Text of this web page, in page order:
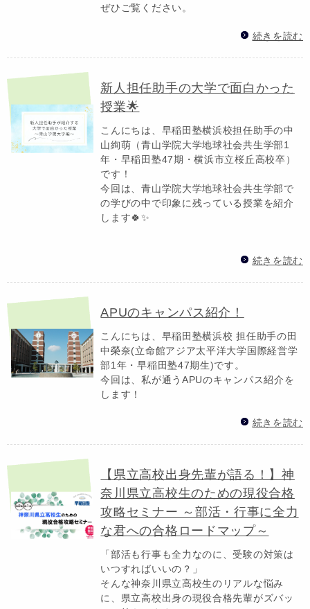
ぜひご覧ください。
続きを読む
新人担任助手の大学で面白かった
授業🌟
こんにちは、早稲田塾横浜校担任助手の中
山絢萌（青山学院大学地球社会共生学部1
年・早稲田塾47期・横浜市立桜丘高校卒）
です！
今回は、青山学院大学地球社会共生学部で
の学びの中で印象に残っている授業を紹介
します🍀✨
続きを読む
APUのキャンパス紹介！
こんにちは、早稲田塾横浜校 担任助手の田
中榮奈(立命館アジア太平洋大学国際経営学
部1年・早稲田塾47期生)です。
今回は、私が通うAPUのキャンパス紹介を
します！
続きを読む
【県立高校出身先輩が語る！】神
奈川県立高校生のための現役合格
攻略セミナー ～部活・行事に全力
な君への合格ロードマップ～
「部活も行事も全力なのに、受験の対策は
いつすればいいの？」
そんな神奈川県立高校生のリアルな悩み
に、県立高校出身の現役合格先輩がズバッ